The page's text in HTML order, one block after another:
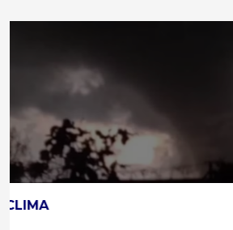
DESTAQUES